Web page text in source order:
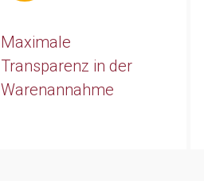
Maximale
Transparenz in der
Warenannahme